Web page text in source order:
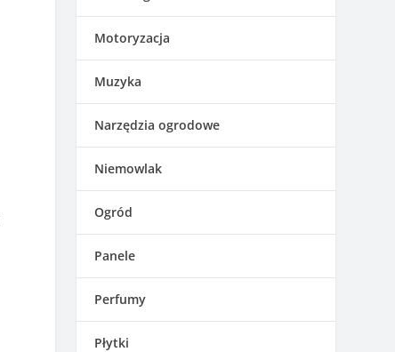
Motoryzacja
Muzyka
Narzędzia ogrodowe
Niemowlak
Ogród
Panele
Perfumy
Płytki